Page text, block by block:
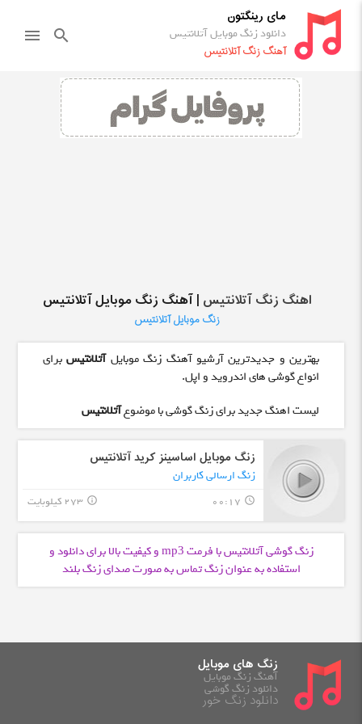
مای رینگتون
دانلود زنگ موبایل آتلانتیس
آهنگ زنگ آتلانتیس
search
menu
اهنگ زنگ آتلانتیس | آهنگ زنگ موبایل آتلانتیس
زنگ موبایل آتلانتیس
بهترین و جدیدترین آرشیو آهنگ زنگ موبایلآتلانتیسبرای
انواع گوشی های اندروید و اپل.
لیست اهنگ جدید برای زنگ گوشی با موضوعآتلانتیس
زنگ موبایل اساسینز کرید آتلانتیس
زنگ ارسالی کاربران
query_builder
00:17 273 کیلوبایت info_outline
زنگ گوشی آتلانتیس با فرمت mp3 و کیفیت بالا برای دانلود و
استفاده به عنوان زنگ تماس به صورت صدای زنگ بلند
زنگ های موبایل
آهنگ زنگ موبایل
دانلود زنگ گوشی
دانلود زنگ خور